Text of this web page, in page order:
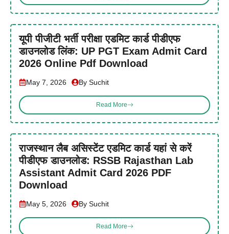
यूपी पीजीटी भर्ती परीक्षा एडमिट कार्ड पीडीएफ
डाउनलोड लिंक: UP PGT Exam Admit Card
2026 Online Pdf Download
May 7, 2026 By Suchit
Read More
राजस्थान लैब असिस्टेंट एडमिट कार्ड यहां से करें
पीडीएफ डाउनलोड: RSSB Rajasthan Lab
Assistant Admit Card 2026 PDF
Download
May 5, 2026 By Suchit
Read More